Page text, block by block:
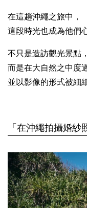
在這趟沖繩之旅中，
這段時光也成為他們
不只是造訪觀光景點，
而是在大自然之中度
並以影像的形式被細
「在沖繩拍攝婚紗